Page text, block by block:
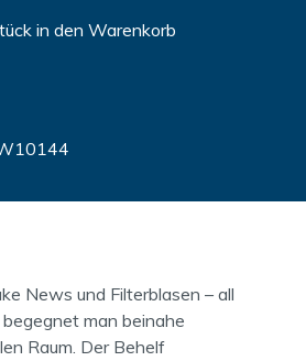
in den Warenkorb
News und Filterblasen – all
man beinahe
Raum. Der Behelf